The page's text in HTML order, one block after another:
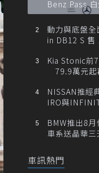
Benz Pass
也納愛樂
動力與底盤
in DB12 S 售
Kia Stonic前
79.9萬元起
NISSAN推
IRO與
BMW推出8
車系送晶華
車訊熱門